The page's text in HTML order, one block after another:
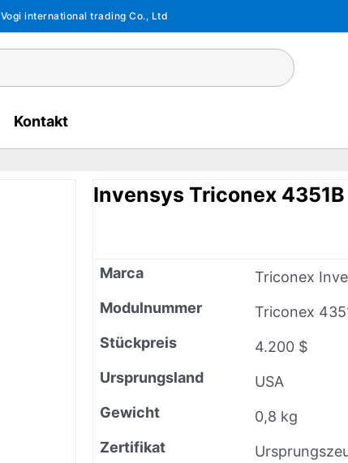
Vogi international trading Co., Ltd
Kontakt
Invensys Triconex 4351B
Marca
Triconex
Modulnummer
Triconex
Stückpreis
4.200 $
Ursprungsland
USA
Gewicht
0,8 kg
Zertifikat